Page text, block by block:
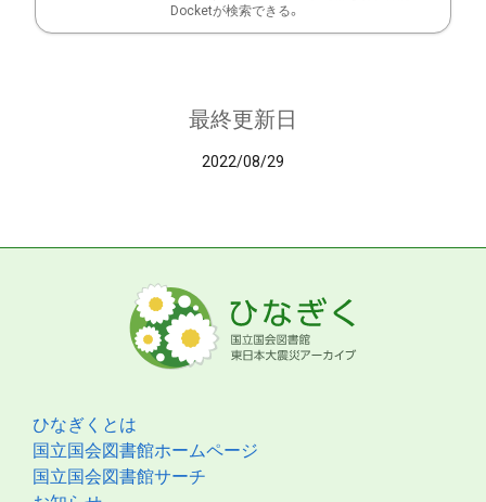
Docketが検索できる。
最終更新日
2022/08/29
ひなぎくとは
国立国会図書館ホームページ
国立国会図書館サーチ